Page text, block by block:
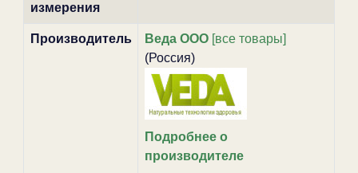
измерения
Производитель Веда ООО[все товары]
(Россия)
Подробнее о
производителе